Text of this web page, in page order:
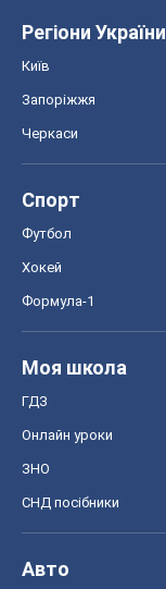
Регіони України
Київ
Запоріжжя
Черкаси
Спорт
Футбол
Хокей
Формула-1
Моя школа
ГДЗ
Онлайн уроки
ЗНО
СНД посібники
Авто